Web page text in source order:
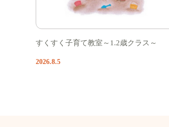
すくすく子育て教室～1.2歳クラス～
2026.8.5